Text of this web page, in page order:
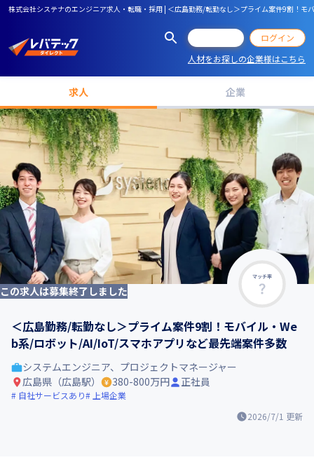
株式会社システナのエンジニア求人・転職・採用 | ＜広島勤務/転勤なし＞プライム案件9割！
ログイン
人材をお探しの企業様はこちら
求人 企業
マッチ率
この求人は募集終了しました
＜広島勤務/転勤なし＞プライム案件9割！モバイル・We
b系/ロボット/AI/IoT/スマホアプリなど最先端案件多数
2026/7/1 更新
システムエンジニア、プロジェクトマネージャー
広島県（広島駅）
380-800万円 正社員
自社サービスあり 上場企業